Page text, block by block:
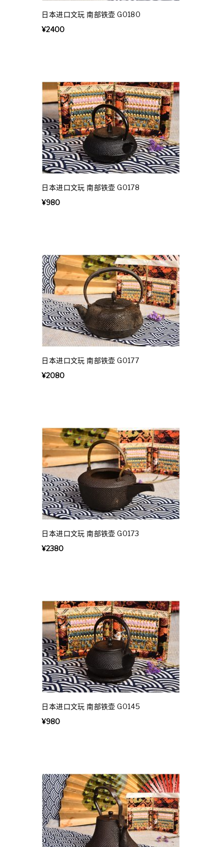
日本进口文玩 南部铁壶 G0180
¥2400
日本进口文玩 南部铁壶 G0178
¥980
日本进口文玩 南部铁壶 G0177
¥2080
日本进口文玩 南部铁壶 G0173
¥2380
日本进口文玩 南部铁壶 G0145
¥980